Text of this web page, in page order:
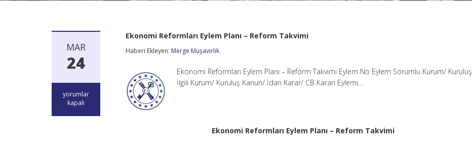
MAR
24
Ekonomi
Reformları
yorumlar
kapalı
Ekonomi Reformları Eylem Planı – Reform Takvimi
Haberi Ekleyen: Merge Müşavirlik
Ekonomi Reformları Eylem Planı – Reform Takvimi Eylem No Eylem Sorumlu Kurum/ Kuruluş
İlgili Kurum/ Kuruluş Kanun/ İdari Karar/ CB Kararı Eylemi…
Ekonomi Reformları Eylem Planı – Reform Takvimi